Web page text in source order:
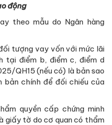
động
theo mẫu do Ngân hàng
tượng vay vốn với mức lãi
tại điểm b, điểm c, điểm d
QH15 (nếu có) là bản sao
chính để đối chiếu của
quyền cấp chứng minh
giấy tờ do cơ quan có thẩm